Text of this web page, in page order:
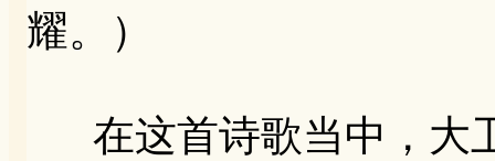
耀。）
在这首诗歌当中，大